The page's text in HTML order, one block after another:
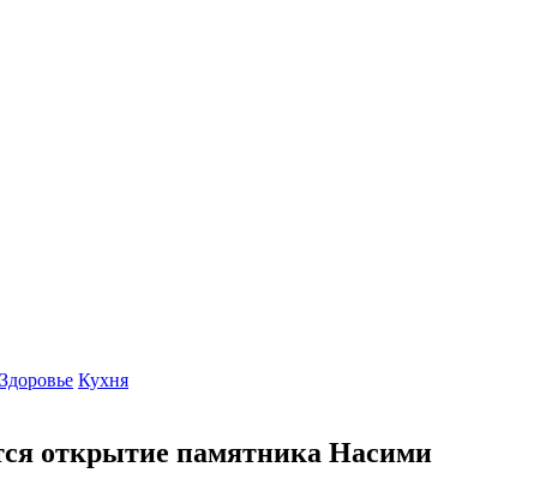
Здоровье Кухня
открытие памятника Насими